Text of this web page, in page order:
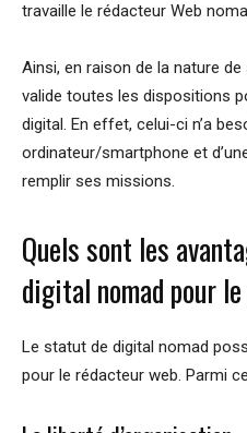
travaille le rédacteur Web
Ainsi, en raison de la nature
valide toutes les dispositions
digital. En effet, celui-ci n’a
ordinateur/smartphone et
remplir ses missions.
Quels sont les
digital nomad pour
Le statut de digital nomad
pour le rédacteur web. Parmi